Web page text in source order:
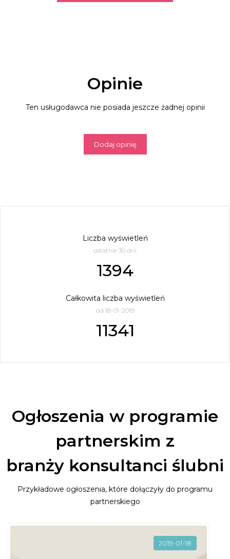
Opinie
Ten usługodawca nie posiada jeszcze żadnej opinii
Dodaj opinię
Liczba wyświetleń
ostatnie 30 dni
1394
Całkowita liczba wyświetleń
od 18-01-2019
11341
Ogłoszenia w programie
partnerskim z
branży konsultanci ślubni
Przykładowe ogłoszenia, które dołączyły do programu
partnerskiego
2019-01-18